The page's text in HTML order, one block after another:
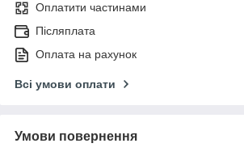
Оплатити частинами
Післяплата
Оплата на рахунок
Всі умови оплати
Умови повернення